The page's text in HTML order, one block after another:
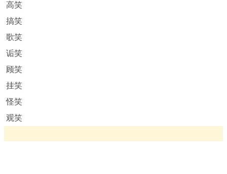
高笑
搞笑
歌笑
诟笑
顾笑
挂笑
怪笑
观笑